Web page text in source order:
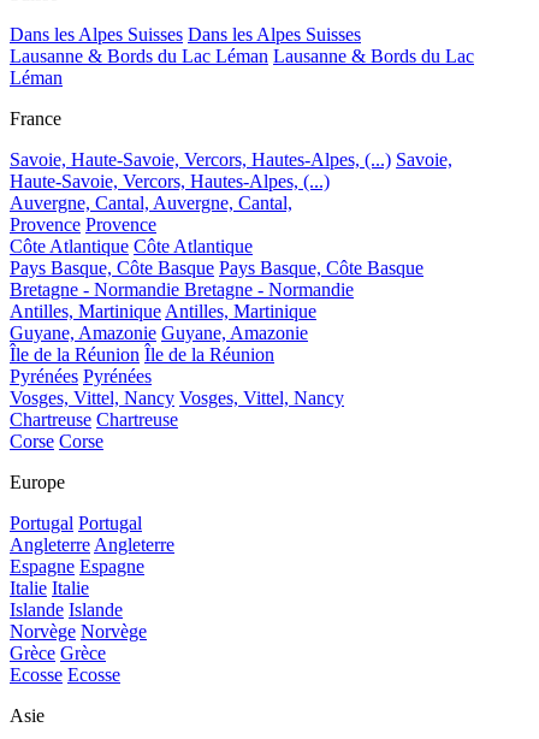
Dans les Alpes Suisses Dans les Alpes Suisses
Lausanne & Bords du Lac Léman Lausanne & Bords du Lac
Léman
France
Savoie, Haute-Savoie, Vercors, Hautes-Alpes, (...) Savoie,
Haute-Savoie, Vercors, Hautes-Alpes, (...)
Auvergne, Cantal, Auvergne, Cantal,
Provence Provence
Côte Atlantique Côte Atlantique
Pays Basque, Côte Basque Pays Basque, Côte Basque
Bretagne - Normandie Bretagne - Normandie
Antilles, Martinique Antilles, Martinique
Guyane, Amazonie Guyane, Amazonie
Île de la Réunion Île de la Réunion
Pyrénées Pyrénées
Vosges, Vittel, Nancy Vosges, Vittel, Nancy
Chartreuse Chartreuse
Corse Corse
Europe
Portugal Portugal
Angleterre Angleterre
Espagne Espagne
Italie Italie
Islande Islande
Norvège Norvège
Grèce Grèce
Ecosse Ecosse
Asie